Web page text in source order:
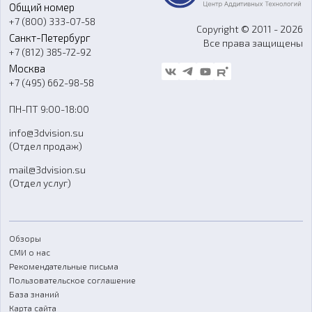
Программное обеспечение
Ремонт и услуги
О компании
Контакты
Гос. закупки
Стать дилером
Блог
FAQ
Общий номер
+7 (800) 333-07-58
Санкт-Петербург
+7 (812) 385-72-92
Москва
+7 (495) 662-98-58
ПН-ПТ 9:00-18:00
info@3dvision.su
(Отдел продаж)
mail@3dvision.su
(Отдел услуг)
Copyright © 2011 - 2026
Все права защищены
Обзоры
СМИ о нас
Рекомендательные письма
Пользовательское соглашение
База знаний
Карта сайта